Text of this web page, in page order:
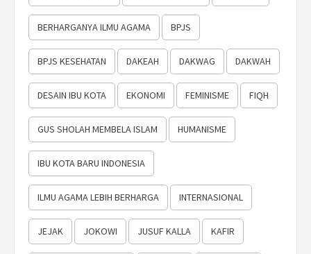
BERHARGANYA ILMU AGAMA BPJS
BPJS KESEHATAN DAKEAH DAKWAG DAKWAH
DESAIN IBU KOTA EKONOMI FEMINISME FIQH
GUS SHOLAH MEMBELA ISLAM HUMANISME
IBU KOTA BARU INDONESIA
ILMU AGAMA LEBIH BERHARGA INTERNASIONAL
JEJAK JOKOWI JUSUF KALLA KAFIR